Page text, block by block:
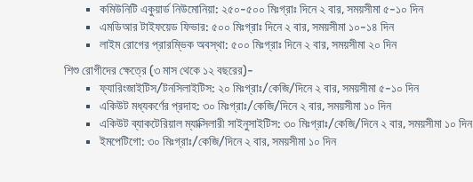
কমিউনিটি একুয়ার্ড নিউমোনিয়া: ২৫০-৫০০ মিঃগ্রাঃ দিনে ২ বার, সময়সীমা ৫-১০ দিন
এমডিআর টাইফয়েড ফিভার: ৫০০ মিঃগ্রাঃ দিনে ২ বার, সময়সীমা ১০-১৪ দিন
লাইম রোগের প্রারম্ভিক অবস্থা: ৫০০ মিঃগ্রাঃ দিনে ২ বার, সময়সীমা ২০ দিন
শিশু রোগীদের ক্ষেত্রে (৩ মাস থেকে ১২ বছরের)-
ফ্যারিংজাইটিস/টনসিলাইটিস: ২০ মিঃগ্রাঃ/কেজি/দিনে ২ বার, সময়সীমা ৫-১০ দিন
একিউট মধ্যকর্ণের প্রদাহ: ৩০ মিঃগ্রাঃ/কেজি/দিনে ২ বার, সময়সীমা ১০ দিন
একিউট ব্যাকটেরিয়াল ম্যাক্সিলারী সাইনুসাইটিস: ৩০ মিঃগ্রাঃ/কেজি/দিনে ২ বার, সময়সীমা ১০ দিন
ইমপেটিগো: ৩০ মিঃগ্রাঃ/কেজি/দিনে ২ বার, সময়সীমা ১০ দিন